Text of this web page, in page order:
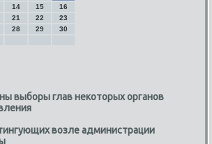
14 15
16
21 22
23
28 29
30
выборы глав некоторых органов
возле администрации